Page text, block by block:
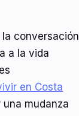
conversación
a la vida
en Costa
mudanza